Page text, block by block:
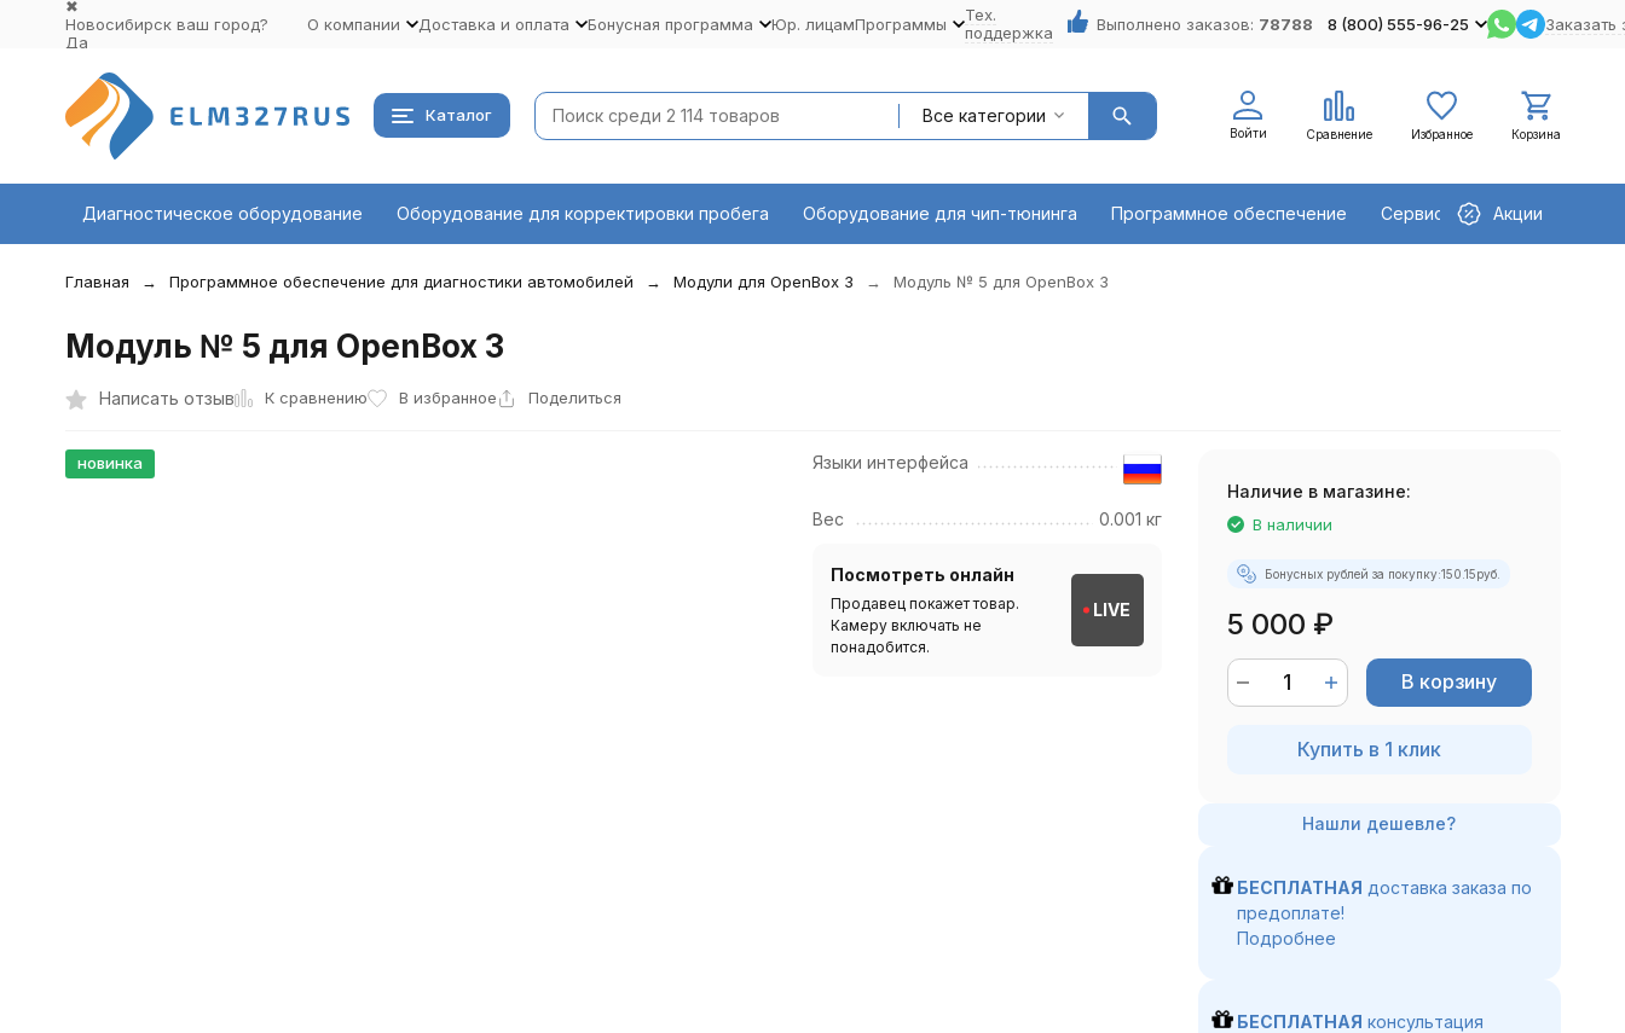
✖
Новосибирск ваш город?
Да
О компании Доставка и оплата Бонусная программа Юр. лицамПрограммы
Тех.
поддержка
Выполнено заказов: 78788 8 (800) 555-96-25 Заказать
Каталог Все категории
Войти Сравнение Избранное Корзина
Диагностическое оборудование Оборудование для корректировки пробега Оборудование для чип-тюнинга Программное обеспечение Сервисное оборудование
Акции
Главная Программное обеспечение для диагностики автомобилей Модули для OpenBox 3 Модуль № 5 для OpenBox 3
Модуль № 5 для OpenBox 3
Написать отзыв К сравнению В избранное Поделиться
новинка Языки интерфейса
Вес 0.001 кг
Посмотреть онлайн
Продавец покажет товар.
Камеру включать не
понадобится.
LIVE
Наличие в магазине:
В наличии
Бонусных рублей за покупку:150.15руб.
5 000 ₽
В корзину
Купить в 1 клик
БЕСПЛАТНАЯ доставка заказа по
предоплате!
Подробнее
БЕСПЛАТНАЯ консультация